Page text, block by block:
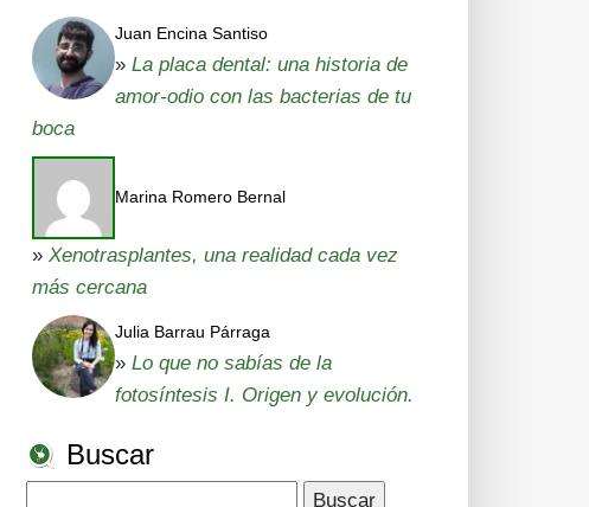
Juan Encina Santiso
» La placa dental: una historia de
amor-odio con las bacterias de tu
boca
Marina Romero Bernal
» Xenotrasplantes, una realidad cada vez
más cercana
Julia Barrau Párraga
» Lo que no sabías de la
fotosíntesis I. Origen y evolución.
Buscar